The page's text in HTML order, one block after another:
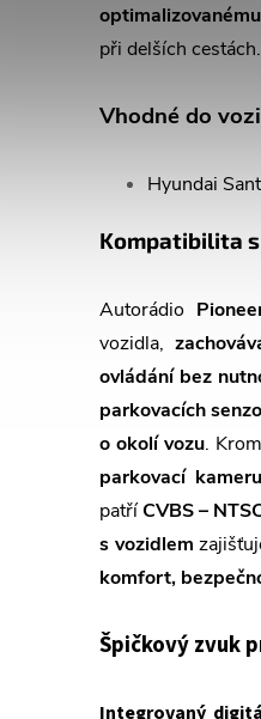
při delších cestách.
Vhodné do
Hyundai
Kompatibilita
Autorádio
vozidla,
ovládání bez
parkovacích
o okolí vozu.
parkovací
patříCVBS –
s vozidlem
komfort,
Špičkový zvuk
Integrovaný